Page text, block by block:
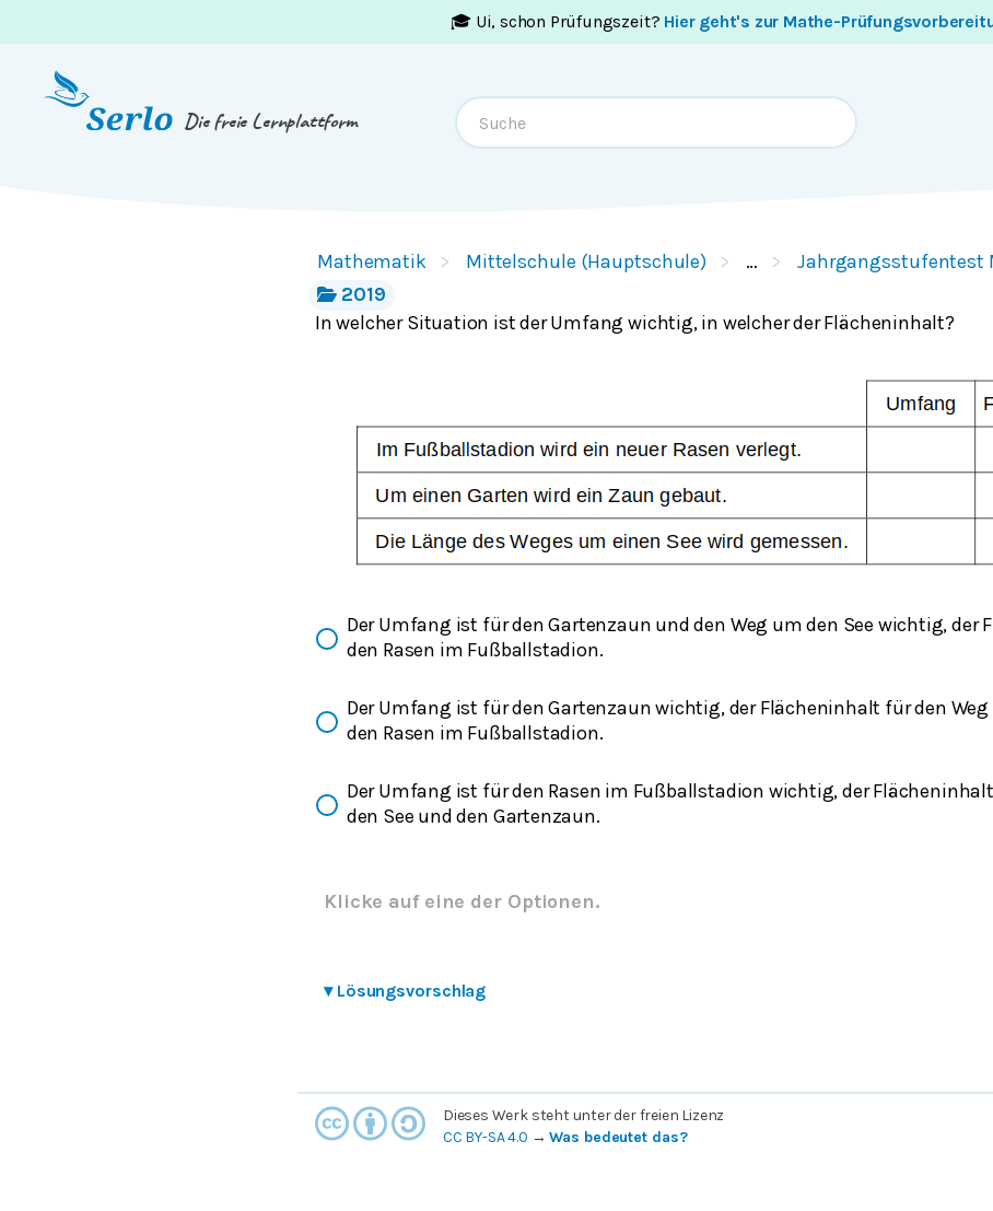
🎓 Ui, schon Prüfungszeit? Hier geht's zur Mathe-
Die freie Lernplattform
Mathematik Mittelschule (Hauptschule) …
Jahrgangsstufentest
2019
In welcher Situation ist der Umfang wichtig, in welcher der Flächeninhalt?
Der Umfang ist für den Gartenzaun und den Weg um den See wichtig, der
den Rasen im Fußballstadion.
Der Umfang ist für den Gartenzaun wichtig, der Flächeninhalt für den Weg
den Rasen im Fußballstadion.
Der Umfang ist für den Rasen im Fußballstadion wichtig, der
den See und den Gartenzaun.
Klicke auf eine der Optionen.
▾ Lösungsvorschlag
Dieses Werk steht unter der freien Lizenz
CC BY-SA 4.0 →Was bedeutet das?